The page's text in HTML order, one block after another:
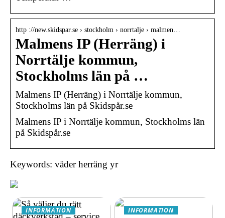
http ://new.skidspar.se › stockholm › norrtalje › malmen…
Malmens IP (Herräng) i
Norrtälje kommun,
Stockholms län på …
Malmens IP (Herräng) i Norrtälje kommun,
Stockholms län på Skidspår.se
Malmens IP i Norrtälje kommun, Stockholms län
på Skidspår.se
Keywords: väder herräng yr
INFORMATION INFORMATION